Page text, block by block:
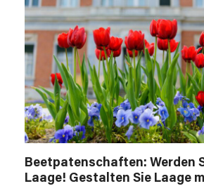
Beetpatenschaften: Werden
Laage! Gestalten Sie Laage